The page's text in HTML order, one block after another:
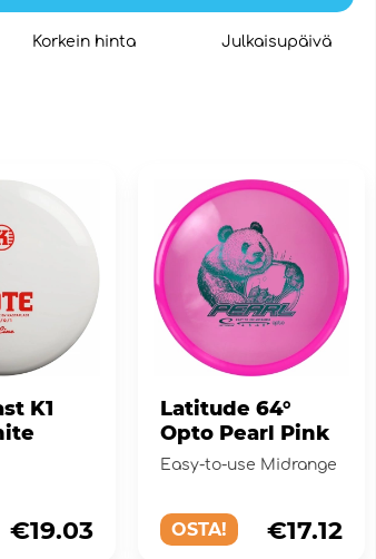
Korkein hinta Julkaisupäivä
K1
€19.03
Latitude 64°
Opto Pearl Pink
Easy-to-use Midrange
OSTA! €17.12